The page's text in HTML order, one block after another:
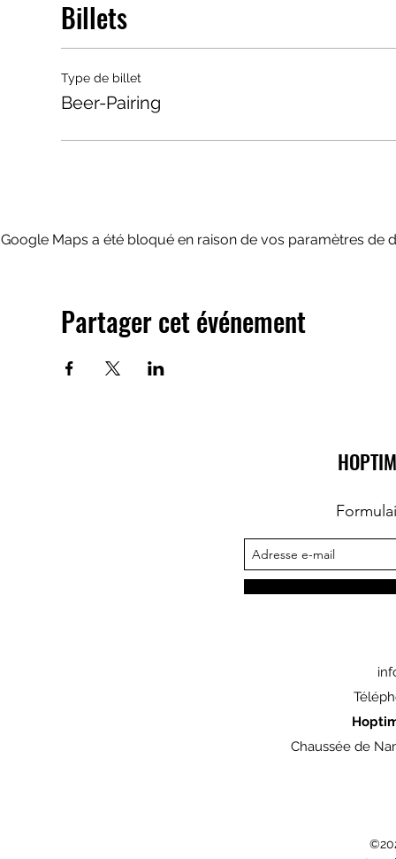
Billets
Type de billet
Beer-Pairing
Google Maps a été bloqué en raison de vos paramètres de
Partager cet événement
Chaussée de